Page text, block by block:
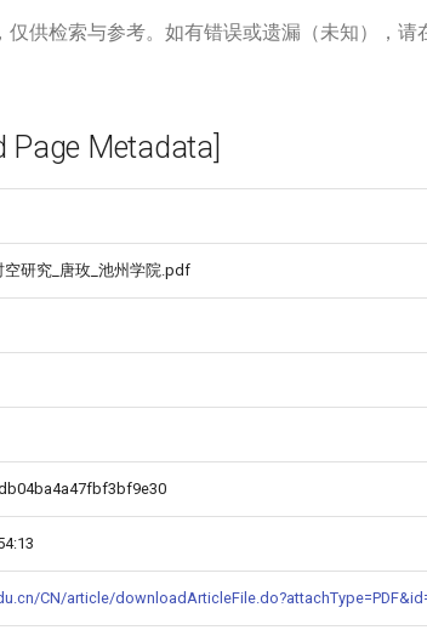
仅供检索与参考。如有错误或遗漏（未知），请
Metadata]
研究_唐玫_池州学院.pdf
CN/article/